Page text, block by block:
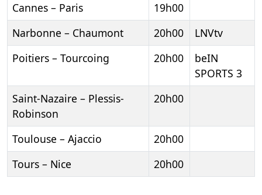
Cannes – Paris
19h00
Narbonne – Chaumont
20h00
LNVtv
Poitiers – Tourcoing
20h00
beIN
SPORTS 3
Saint-Nazaire – Plessis-
Robinson
20h00
Toulouse – Ajaccio
20h00
Tours – Nice
20h00